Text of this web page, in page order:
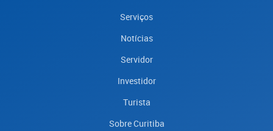
Serviços
Notícias
Servidor
Investidor
Turista
Sobre Curitiba